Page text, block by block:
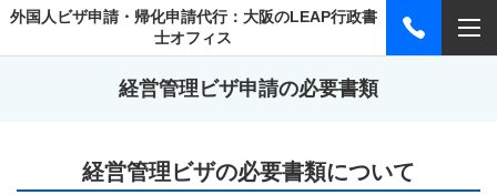
外国人ビザ申請・帰化申請代行：大阪のLEAP行政書
士オフィス
経営管理ビザ申請の必要書類
経営管理ビザの必要書類について